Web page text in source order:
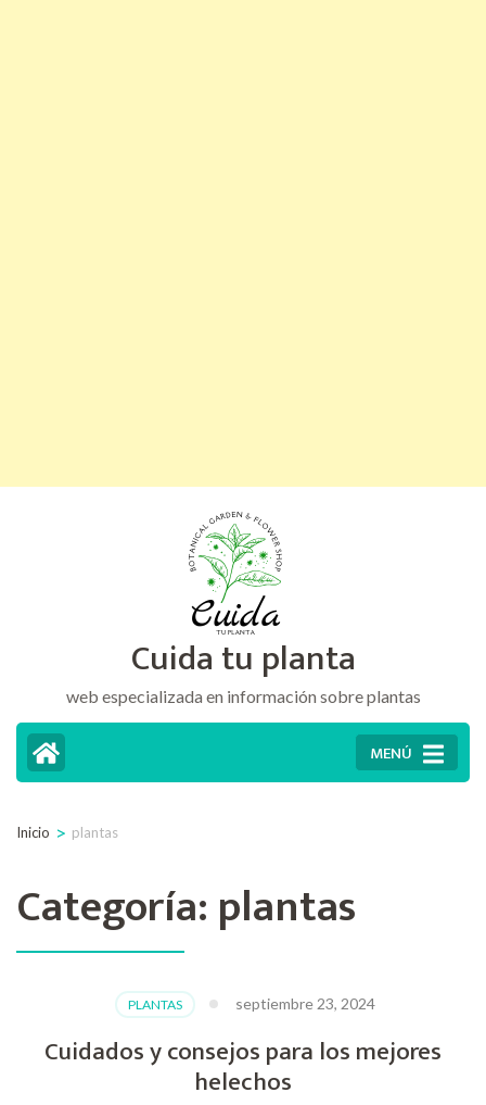
Intro)
Cuida tu planta
web especializada en información sobre plantas
MENÚ
Inicio > plantas
Categoría:plantas
PLANTAS septiembre 23, 2024
Cuidados y consejos para los mejores
helechos